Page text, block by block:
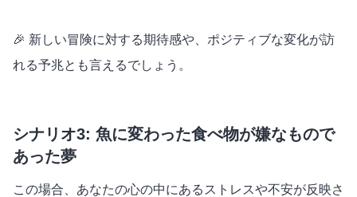
🎉 新しい冒険に対する期待感や、ポジティブな変化が訪
れる予兆とも言えるでしょう。
シナリオ3: 魚に変わった食べ物が嫌なもので
あった夢
この場合、あなたの心の中にあるストレスや不安が反映さ